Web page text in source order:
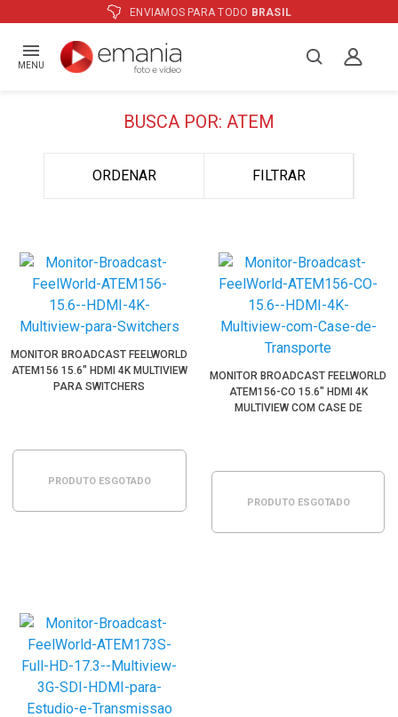
ENVIAMOS PARA TODO BRASIL
MENU
BUSCA POR: ATEM
ORDENAR FILTRAR
MONITOR BROADCAST FEELWORLD
ATEM156 15.6" HDMI 4K MULTIVIEW
PARA SWITCHERS
PRODUTO ESGOTADO
MONITOR BROADCAST FEELWORLD
ATEM156-CO 15.6" HDMI 4K
MULTIVIEW COM CASE DE
PRODUTO ESGOTADO